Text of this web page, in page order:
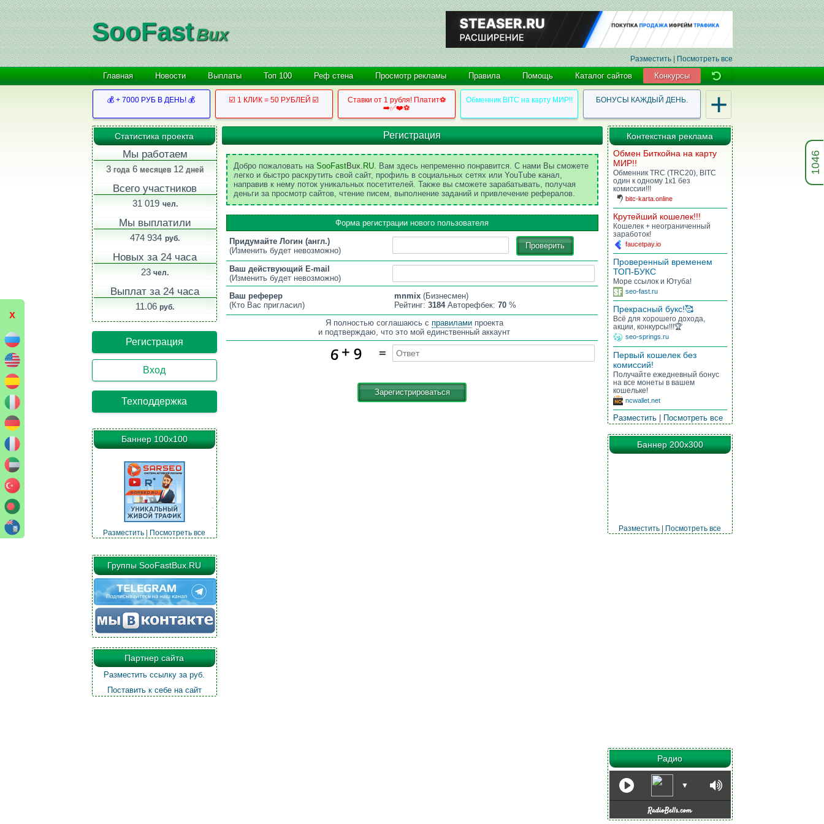
x
1046
SooFastBux
Разместить|Посмотреть все
Главная Новости Выплаты Топ 100 Реф стена Просмотр рекламы Правила Помощь Каталог сайтов Конкурсы
💰 + 7000 РУБ В ДЕНЬ! 💰 ☑️ 1 КЛИК = 50 РУБЛЕЙ ☑️
Ставки от 1 рубля! Платит⚽
➡️✅❤️⚽
Обменник BITC на карту МИР!! БОНУСЫ КАЖДЫЙ ДЕНЬ. +
Статистика проекта
Мы работаем
3 года 6 месяцев 12 дней
Всего участников
31 019 чел.
Мы выплатили
474 934 руб.
Новых за 24 часа
23 чел.
Выплат за 24 часа
11.06 руб.
Регистрация
Вход
Техподдержка
Баннер 100х100
Разместить | Посмотреть все
Группы SooFastBux.RU
Партнер сайта
Разместить ссылку за руб.
Поставить к себе на сайт
Регистрация
Добро пожаловать на SooFastBux. RU. Вам здесь непременно понравится. C нами Вы сможете
легко и быстро раскрутить свой сайт, профиль в социальных сетях или YouTube канал,
направив к нему поток уникальных посетителей. Также вы сможете зарабатывать, получая
деньги за просмотр сайтов, чтение писем, выполнение заданий и привлечение рефералов.
Форма регистрации нового пользователя
Придумайте Логин (англ.)
(Изменить будет невозможно)
Проверить
Ваш действующий E-mail
(Изменить будет невозможно)
Ваш реферер
(Кто Вас пригласил)
mnmix (Бизнесмен)
Рейтинг: 3184Авторефбек: 70%
Я полностью соглашаюсь с правиламипроекта
и подтверждаю, что это мой единственный аккаунт
=
Зарегистрироваться
Контекстная реклама
Обмен Биткойна на карту
МИР!!
Обменник TRC (TRC20), BITC
один к одному 1к1 без
комиссии!!!
bitc-karta.online
Крутейший кошелек!!!
Кошелек + неограниченный
заработок!
faucetpay.io
Проверенный временем
ТОП-БУКС
Море ссылок и Ютуба!
seo-fast.ru
Прекрасный букс!🥰
Всё для хорошего дохода,
акции, конкурсы!!!🏆
seo-springs.ru
Первый кошелек без
комиссий!
Получайте ежедневный бонус
на все монеты в вашем
кошельке!
ncwallet.net
Разместить| Посмотреть все
Баннер 200х300
Разместить | Посмотреть все
Радио
▼